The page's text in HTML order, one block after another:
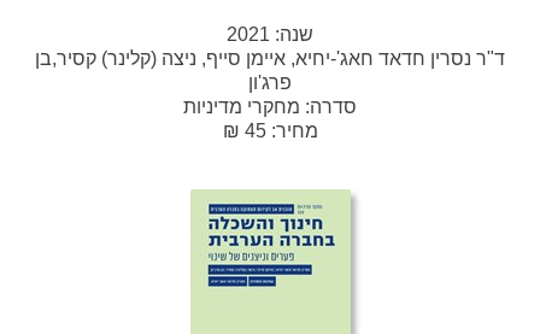
שנה: 2021
ד"ר נסרין חדאד חאג'-יחיא, איימן סייף, ניצה (קלינר) קסיר,בן
פרג'ון
סדרה: מחקרי מדיניות
מחיר: 45 ₪